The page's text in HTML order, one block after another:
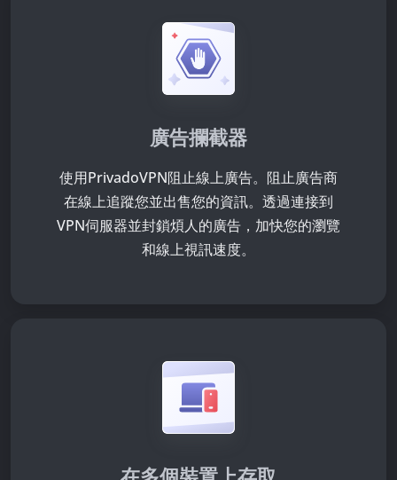
廣告攔截器
使用PrivadoVPN阻止線上廣告。阻止廣告商
在線上追蹤您並出售您的資訊。透過連接到
VPN伺服器並封鎖煩人的廣告，加快您的瀏覽
和線上視訊速度。